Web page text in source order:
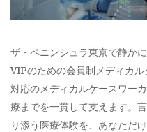
ザ・ペニンシュラ東京で静か
VIPのための会員制メディカ
対応のメディカルケースワー
療までを一貫して支えます。
り添う医療体験を、あなただけ